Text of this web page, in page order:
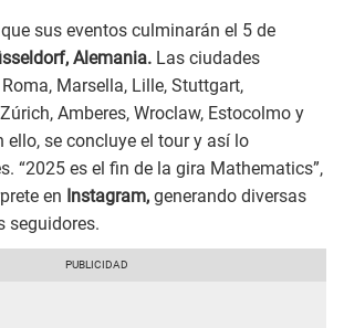
sus eventos culminarán el 5 de
Alemania. Las ciudades
Marsella, Lille, Stuttgart,
Amberes, Wroclaw, Estocolmo y
ello, se concluye el tour y así lo
“2025 es el fin de la gira Mathematics”,
en Instagram, generando diversas
seguidores.